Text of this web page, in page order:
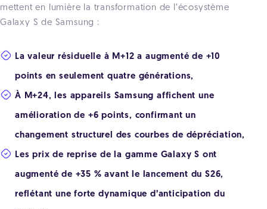
mettent en lumière la transformation de l’écosystème
Galaxy S de Samsung :
La valeur résiduelle à M+12 a augmenté de +10
points en seulement quatre générations,
À M+24, les appareils Samsung affichent une
amélioration de +6 points, confirmant un
changement structurel des courbes de dépréciation,
Les prix de reprise de la gamme Galaxy S ont
augmenté de +35 % avant le lancement du S26,
reflétant une forte dynamique d’anticipation du